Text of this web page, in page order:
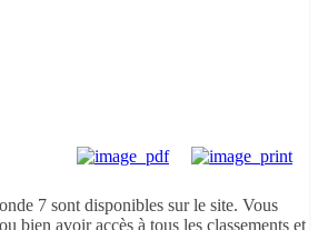
7 sont disponibles sur le site. Vous
ou bien avoir accès à tous les classements et